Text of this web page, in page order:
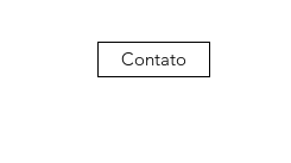
Contato